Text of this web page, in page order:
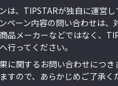
は、TIPSTARが独自に運営し
ペーン内容の問い合わせは、
品メーカーなどではなく、
行ってください。
に関するお問い合わせにつき
すので、あらかじめご了承く